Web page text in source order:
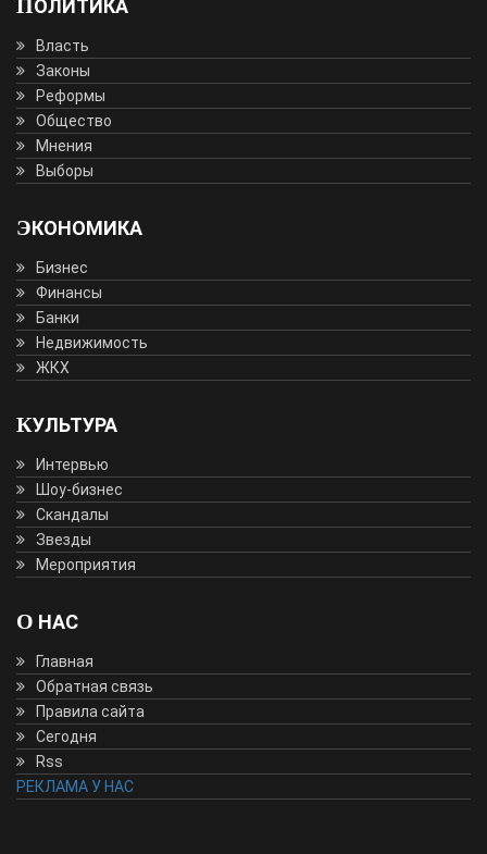
ПОЛИТИКА
Власть
Законы
Реформы
Общество
Мнения
Выборы
ЭКОНОМИКА
Бизнес
Финансы
Банки
Недвижимость
ЖКХ
КУЛЬТУРА
Интервью
Шоу-бизнес
Скандалы
Звезды
Мероприятия
О НАС
Главная
Обратная связь
Правила сайта
Сегодня
Rss
РЕКЛАМА У НАС